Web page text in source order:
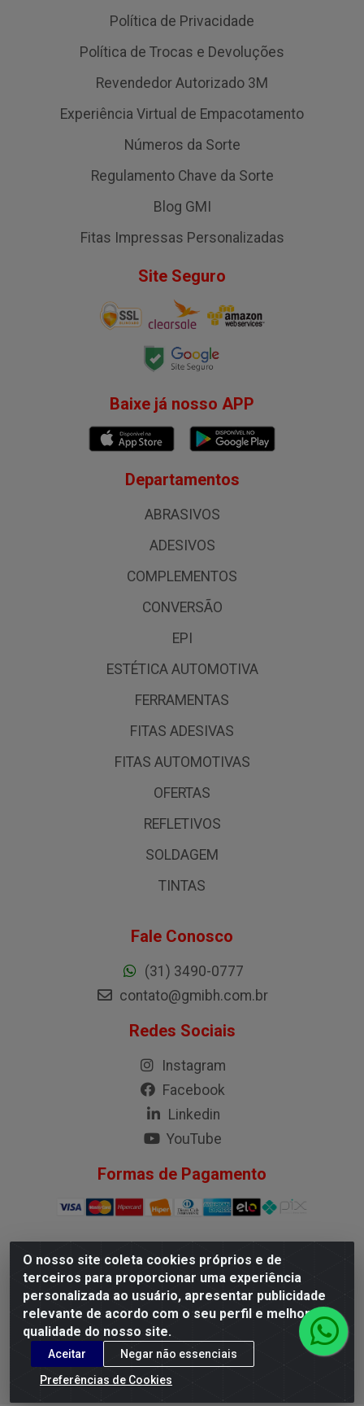
O nosso site coleta cookies próprios e de
terceiros para proporcionar uma experiência
personalizada ao usuário, apresentar publicidade
relevante de acordo com o seu perfil e melhorar a
qualidade do nosso site.
Aceitar
Negar não essenciais
Preferências de Cookies
Política de Privacidade
Política de Trocas e Devoluções
Revendedor Autorizado 3M
Experiência Virtual de Empacotamento
Números da Sorte
Regulamento Chave da Sorte
Blog GMI
Fitas Impressas Personalizadas
Site Seguro
Baixe já nosso APP
Departamentos
ABRASIVOS
ADESIVOS
COMPLEMENTOS
CONVERSÃO
EPI
ESTÉTICA AUTOMOTIVA
FERRAMENTAS
FITAS ADESIVAS
FITAS AUTOMOTIVAS
OFERTAS
REFLETIVOS
SOLDAGEM
TINTAS
Fale Conosco
(31) 3490-0777
contato@gmibh.com.br
Redes Sociais
Instagram
Facebook
Linkedin
YouTube
Formas de Pagamento
G.M.I. Distribuidora LTDA - Rua Conselheiro Pena, 50 - Santa
Branca, Belo Horizonte/MG - CEP 31.710-150 - CNPJ
04.098.359/0001-02